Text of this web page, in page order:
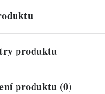
produktu
produktu (0)